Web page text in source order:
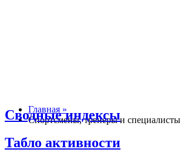
Главная »
Спортсмены, тренеры и специалисты
Сводные индексы
Табло активности